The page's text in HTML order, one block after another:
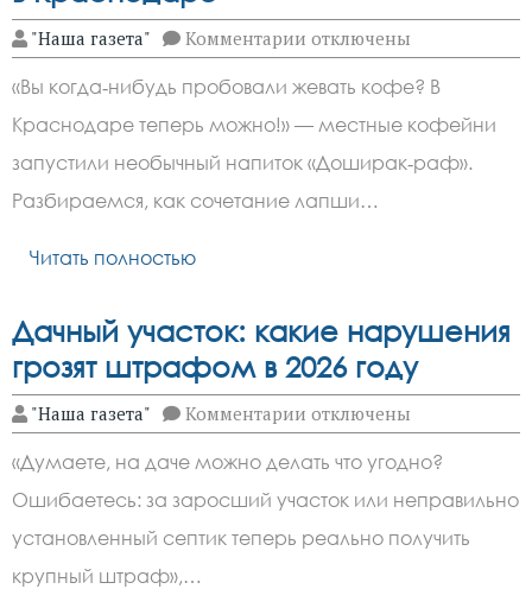
"Наша газета" Комментарии к
записи
«Доширак‑раф»:
кофе
лапшой
в
Краснодаре
отключены
«Вы когда‑нибудь пробовали жевать кофе? В
Краснодаре теперь можно!» — местные кофейни
запустили необычный напиток «Доширак‑раф».
Разбираемся, как сочетание лапши…
Читать полностью
Дачный участок: какие нарушения
грозят штрафом в 2026 году
"Наша газета" Комментарии к
записи
участок:
какие
нарушения
грозят
штрафом
отключены
«Думаете, на даче можно делать что угодно?
Ошибаетесь: за заросший участок или неправильно
установленный септик теперь реально получить
крупный штраф»,…